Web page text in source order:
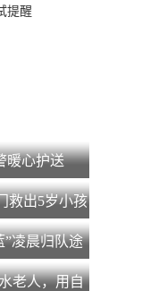
提醒
暖心护送
救出5岁小孩
”凌晨归队途
老人，用自